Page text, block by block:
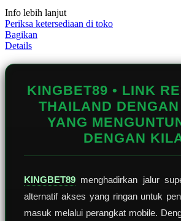
rating
rata-
rata.
Read
13
Reviews.
Tautan
Info lebih lanjut
Periksa ketersediaan di toko
Bagikan
Details
KINGBET89 • LINK
THAILAND
YANG
DENGAN
KINGBET89 menghadirkan jalur
alternatif akses yang ringan untuk
masuk melalui perangkat mobile.